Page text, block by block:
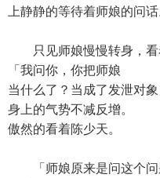
上静静的等待着师娘的问话
只见师娘慢慢转身，看
「我问你，你把师娘
当什么了？当成了发泄对
身上的气势不减反增。
傲然的看着陈少天。
「师娘原来是问这个问